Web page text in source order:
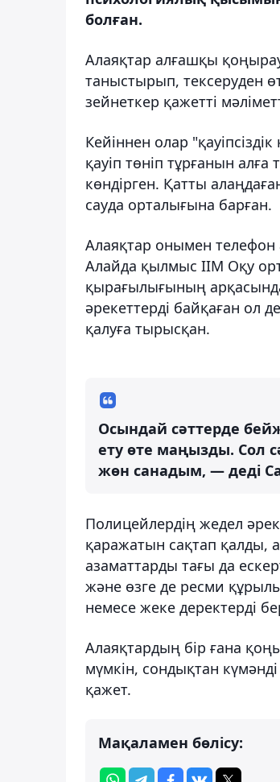
болған.
Алаяқтар алғашқы
таныстырып, тексеруден
зейнеткер қажетті
Кейіннен олар
қауіп төніп тұрғанын
көндірген. Қатты
сауда орталығына барған.
Алаяқтар онымен
Алайда қылмыс ІІМ Оқу
қырағылығының арқасында
әрекеттерді байқаған ол
қалуға тырысқан.
Осындай сәттерде
ету өте маңызды. Сол
жөн санадым, — деді
Полицейлердің жедел
қаражатын сақтап қалды,
азаматтарды тағы да
және өзге де ресми
немесе жеке деректерді
Алаяқтардың бір ғана
мүмкін, сондықтан
қажет.
Мақаламен бөлісу: